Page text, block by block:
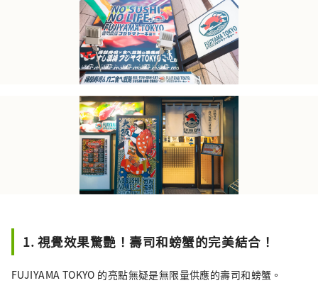
1. 視覺效果驚艷！壽司和螃蟹的完美結合！
FUJIYAMA TOKYO 的亮點無疑是無限量供應的壽司和螃蟹。